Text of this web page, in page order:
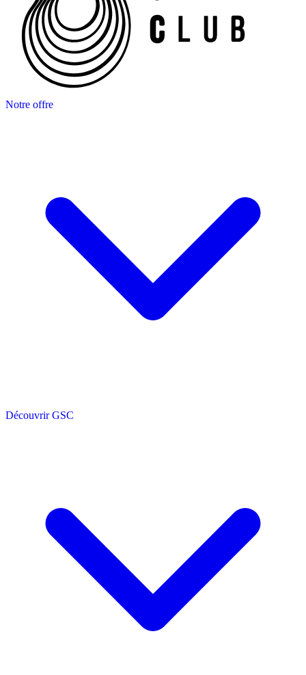
Notre offre
Découvrir GSC